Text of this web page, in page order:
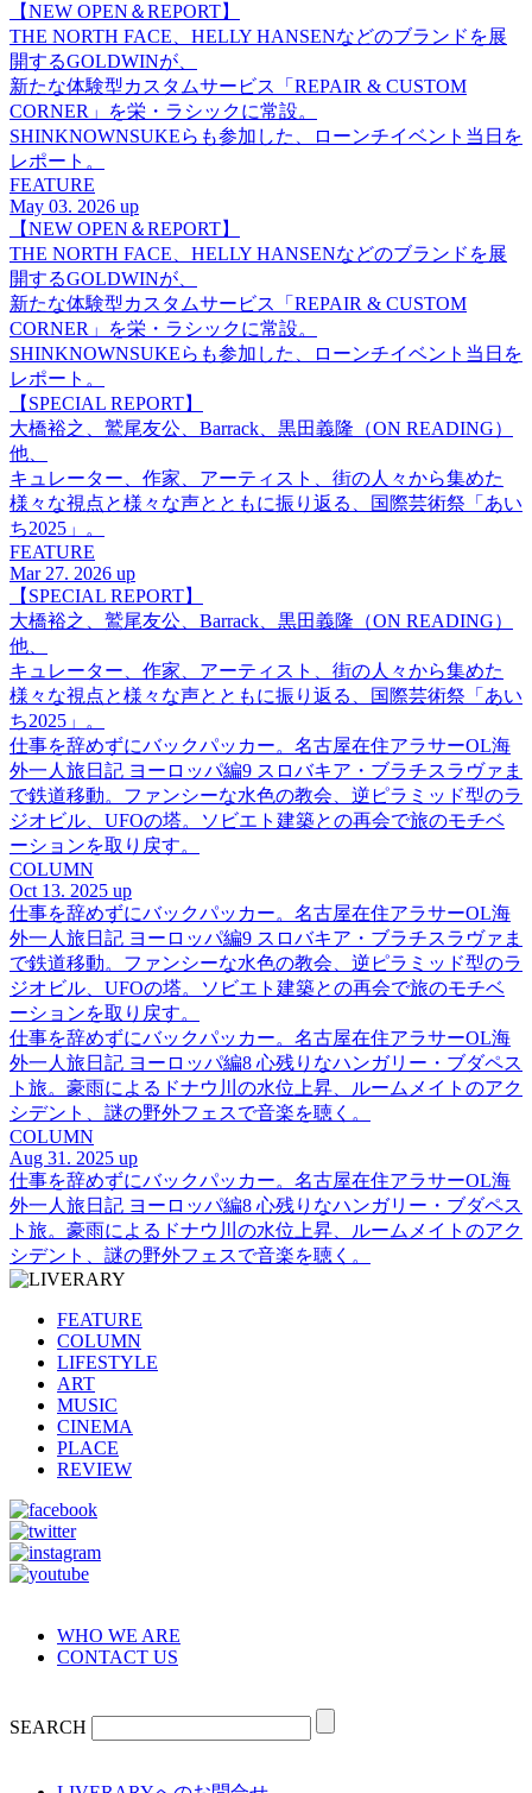
【NEW OPEN＆REPORT】
THE NORTH FACE、HELLY HANSENなどのブランドを展
開するGOLDWINが、
新たな体験型カスタムサービス「REPAIR & CUSTOM
CORNER」を栄・ラシックに常設。
SHINKNOWNSUKEらも参加した、ローンチイベント当日を
レポート。
FEATURE
May 03. 2026 up
【NEW OPEN＆REPORT】
THE NORTH FACE、HELLY HANSENなどのブランドを展
開するGOLDWINが、
新たな体験型カスタムサービス「REPAIR & CUSTOM
CORNER」を栄・ラシックに常設。
SHINKNOWNSUKEらも参加した、ローンチイベント当日を
レポート。
【SPECIAL REPORT】
大橋裕之、鷲尾友公、Barrack、黒田義隆（ON READING）
他、
キュレーター、作家、アーティスト、街の人々から集めた
様々な視点と様々な声とともに振り返る、国際芸術祭「あい
ち2025」。
FEATURE
Mar 27. 2026 up
【SPECIAL REPORT】
大橋裕之、鷲尾友公、Barrack、黒田義隆（ON READING）
他、
キュレーター、作家、アーティスト、街の人々から集めた
様々な視点と様々な声とともに振り返る、国際芸術祭「あい
ち2025」。
仕事を辞めずにバックパッカー。名古屋在住アラサーOL海
外一人旅日記 ヨーロッパ編9 スロバキア・ブラチスラヴァま
で鉄道移動。ファンシーな水色の教会、逆ピラミッド型のラ
ジオビル、UFOの塔。ソビエト建築との再会で旅のモチベ
ーションを取り戻す。
COLUMN
Oct 13. 2025 up
仕事を辞めずにバックパッカー。名古屋在住アラサーOL海
外一人旅日記 ヨーロッパ編9 スロバキア・ブラチスラヴァま
で鉄道移動。ファンシーな水色の教会、逆ピラミッド型のラ
ジオビル、UFOの塔。ソビエト建築との再会で旅のモチベ
ーションを取り戻す。
仕事を辞めずにバックパッカー。名古屋在住アラサーOL海
外一人旅日記 ヨーロッパ編8 心残りなハンガリー・ブダペス
ト旅。豪雨によるドナウ川の水位上昇、ルームメイトのアク
シデント、謎の野外フェスで音楽を聴く。
COLUMN
Aug 31. 2025 up
仕事を辞めずにバックパッカー。名古屋在住アラサーOL海
外一人旅日記 ヨーロッパ編8 心残りなハンガリー・ブダペス
ト旅。豪雨によるドナウ川の水位上昇、ルームメイトのアク
シデント、謎の野外フェスで音楽を聴く。
FEATURE
COLUMN
LIFESTYLE
ART
MUSIC
CINEMA
PLACE
REVIEW
WHO WE ARE
CONTACT US
SEARCH